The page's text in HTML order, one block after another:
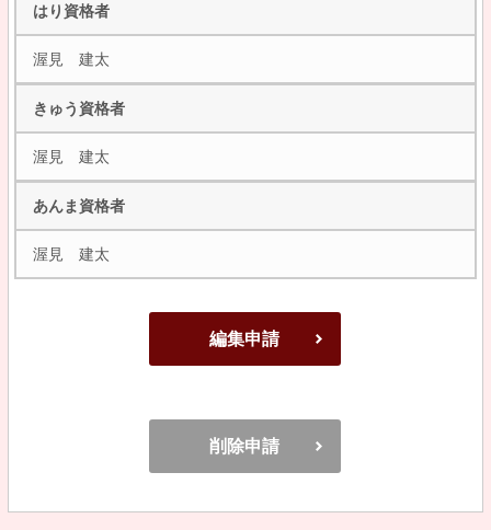
はり資格者
渥見 建太
きゅう資格者
渥見 建太
あんま資格者
渥見 建太
編集申請
削除申請